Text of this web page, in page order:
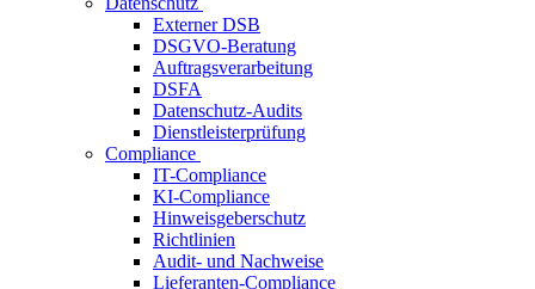
Externer DSB
DSGVO-Beratung
Auftragsverarbeitung
DSFA
Datenschutz-Audits
Dienstleisterprüfung
Compliance
IT-Compliance
KI-Compliance
Hinweisgeberschutz
Richtlinien
Audit- und Nachweise
Lieferanten-Compliance